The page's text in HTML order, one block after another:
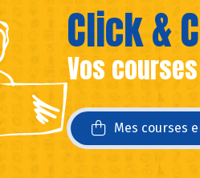
Click &
Vos
Mes courses
une nouvelle fenêtre)
une nouvelle fenêtre)